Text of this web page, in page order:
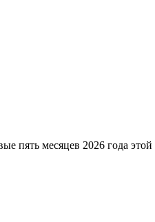
пять месяцев 2026 года